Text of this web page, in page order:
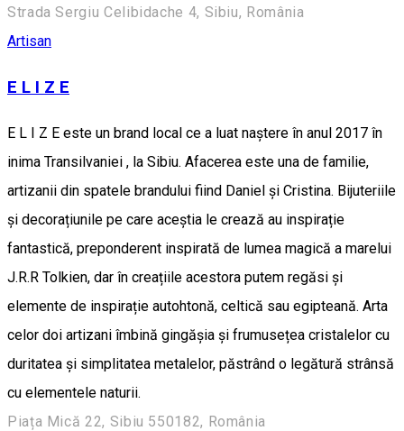
Strada Sergiu Celibidache 4, Sibiu, România
Artisan
E L I Z E
E L I Z E este un brand local ce a luat naștere în anul 2017 în
inima Transilvaniei , la Sibiu. Afacerea este una de familie,
artizanii din spatele brandului fiind Daniel și Cristina. Bijuteriile
și decorațiunile pe care aceștia le crează au inspirație
fantastică, preponderent inspirată de lumea magică a marelui
J.R.R Tolkien, dar în creațiile acestora putem regăsi și
elemente de inspirație autohtonă, celtică sau egipteană. Arta
celor doi artizani îmbină gingășia și frumusețea cristalelor cu
duritatea și simplitatea metalelor, păstrând o legătură strânsă
cu elementele naturii.
Piața Mică 22, Sibiu 550182, România